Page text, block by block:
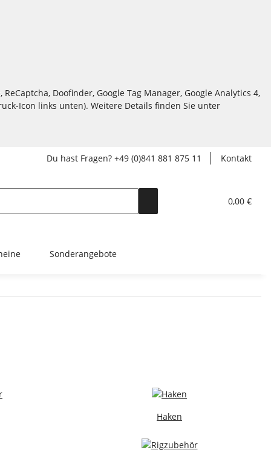
Doofinder, Google Tag Manager, Google Analytics 4,
Icon links unten). Weitere Details finden Sie unter
Du hast Fragen? +49 (0)841 881 875 11
Kontakt
0,00 €
Sonderangebote
Haken